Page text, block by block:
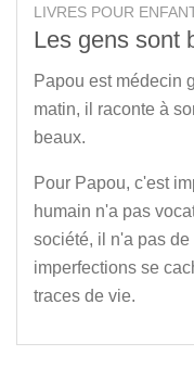
LIVRES POUR
Les gens sont
Papou est médecin
matin, il raconte à
beaux.
Pour Papou, c'est
humain n'a pas
société, il n'a pas
imperfections se
traces de vie.